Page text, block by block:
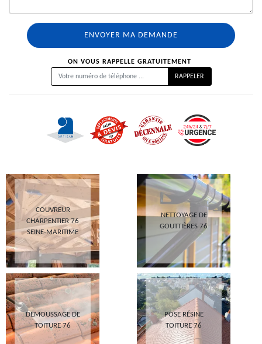
ON VOUS RAPPELLE GRATUITEMENT
COUVREUR
CHARPENTIER 76
SEINE-MARITIME
NETTOYAGE DE
GOUTTIÈRES 76
DEMOUSSAGE DE
TOITURE 76
POSE RÉSINE
TOITURE 76